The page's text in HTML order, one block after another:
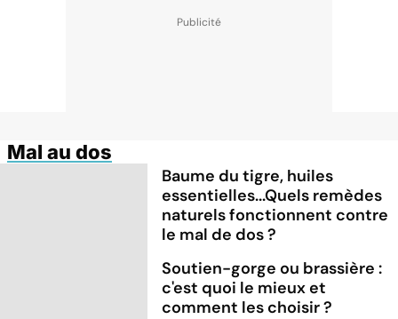
Mal au dos
Baume du tigre, huiles
essentielles...Quels remèdes
naturels fonctionnent contre
le mal de dos ?
Soutien-gorge ou brassière :
c'est quoi le mieux et
comment les choisir ?